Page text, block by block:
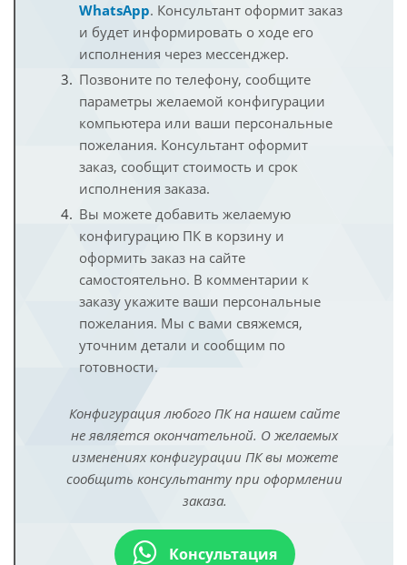
WhatsApp. Консультант оформит заказ
и будет информировать о ходе его
исполнения через мессенджер.
Позвоните по телефону, сообщите
параметры желаемой конфигурации
компьютера или ваши персональные
пожелания. Консультант оформит
заказ, сообщит стоимость и срок
исполнения заказа.
Вы можете добавить желаемую
конфигурацию ПК в корзину и
оформить заказ на сайте
самостоятельно. В комментарии к
заказу укажите ваши персональные
пожелания. Мы с вами свяжемся,
уточним детали и сообщим по
готовности.
Конфигурация любого ПК на нашем сайте
не является окончательной. О желаемых
изменениях конфигурации ПК вы можете
сообщить консультанту при оформлении
заказа.
Консультация